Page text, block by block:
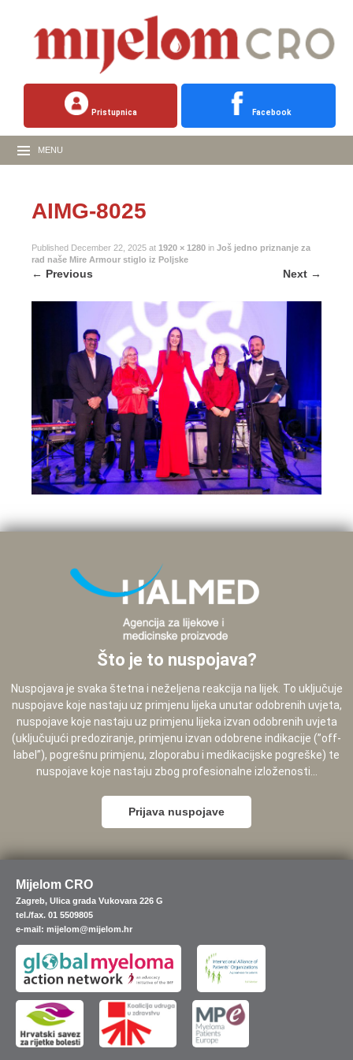
Pristupnica Facebook
MENU
AIMG-8025
Published December 22, 2025 at 1920 × 1280 in Još jedno priznanje za
rad naše Mire Armour stiglo iz Poljske
← Previous Next →
Što je to nuspojava?
Nuspojava je svaka štetna i neželjena reakcija na lijek. To uključuje
nuspojave koje nastaju uz primjenu lijeka unutar odobrenih uvjeta,
nuspojave koje nastaju uz primjenu lijeka izvan odobrenih uvjeta
(uključujući predoziranje, primjenu izvan odobrene indikacije (”off-
label”), pogrešnu primjenu, zloporabu i medikacijske pogreške) te
nuspojave koje nastaju zbog profesionalne izloženosti...
Prijava nuspojave
Mijelom CRO
Zagreb, Ulica grada Vukovara 226 G
tel./fax. 01 5509805
e-mail: mijelom@mijelom.hr